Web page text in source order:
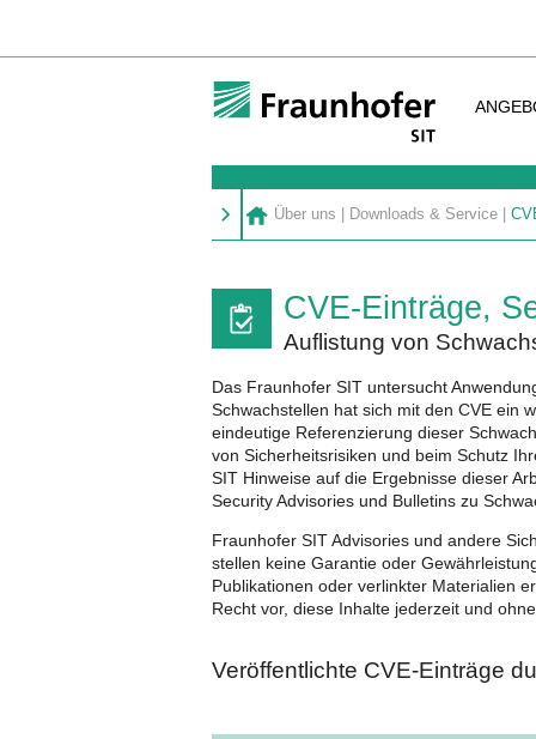
Über uns Downloads & Service
CVE-Einträge,
Auflistung von
Das Fraunhofer SIT untersucht
Schwachstellen hat sich mit den CVE ein
eindeutige Referenzierung dieser
von Sicherheitsrisiken und beim Schutz
SIT Hinweise auf die Ergebnisse dieser
Security Advisories und Bulletins zu
Fraunhofer SIT Advisories und andere
stellen keine Garantie oder
Publikationen oder verlinkter Materialien
Recht vor, diese Inhalte jederzeit und
Veröffentlichte CVE-Einträge